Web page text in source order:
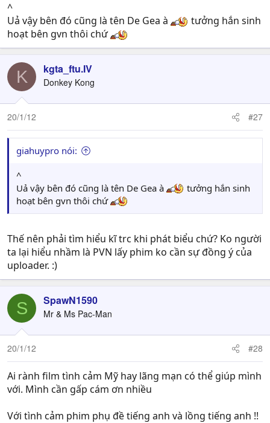
^
Uả vậy bên đó cũng là tên De Gea à
tưởng hắn sinh
hoạt bên gvn thôi chứ
K kgta_ftu.IV
Donkey Kong
20/1/12 #27
giahuypro nói:
^
Uả vậy bên đó cũng là tên De Gea à
tưởng hắn sinh
hoạt bên gvn thôi chứ
Thế nên phải tìm hiểu kĩ trc khi phát biểu chứ? Ko người
ta lại hiểu nhầm là PVN lấy phim ko cần sự đồng ý của
uploader. :)
S SpawN1590
Mr & Ms Pac-Man
20/1/12 #28
Ai rành film tình cảm Mỹ hay lãng mạn có thể giúp mình
với. Mình cần gấp cám ơn nhiều
Với tình cảm phim phụ đề tiếng anh và lồng tiếng anh !!